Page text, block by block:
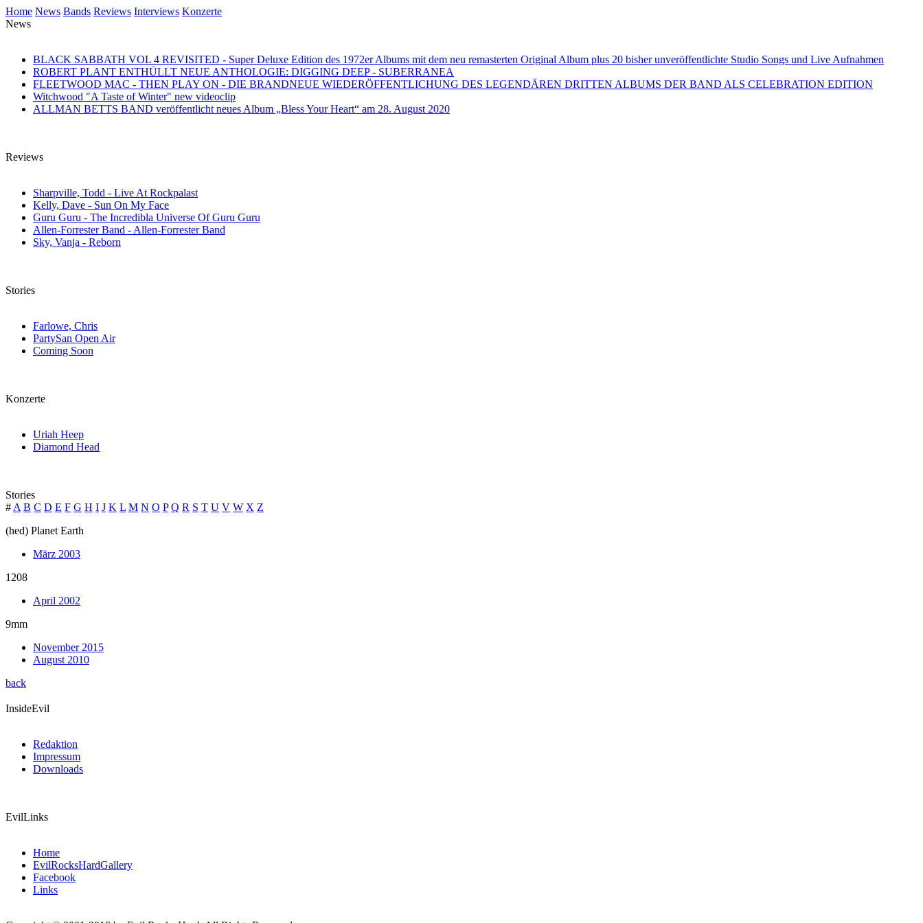
Home News Bands Reviews Interviews Konzerte
News
BLACK SABBATH VOL 4 REVISITED - Super Deluxe Edition des 1972er Albums mit dem neu remasterten Original Album plus 20 bisher unveröffentlichte Studio Songs und Live Aufnahmen
ROBERT PLANT ENTHÜLLT NEUE ANTHOLOGIE: DIGGING DEEP - SUBERRANEA
FLEETWOOD MAC - THEN PLAY ON - DIE BRANDNEUE WIEDERÖFFENTLICHUNG DES LEGENDÄREN DRITTEN ALBUMS DER BAND ALS CELEBRATION EDITION
Witchwood "A Taste of Winter" new videoclip
ALLMAN BETTS BAND veröffentlicht neues Album „Bless Your Heart“ am 28. August 2020
Reviews
Sharpville, Todd - Live At Rockpalast
Kelly, Dave - Sun On My Face
Guru Guru - The Incredibla Universe Of Guru Guru
Allen-Forrester Band - Allen-Forrester Band
Sky, Vanja - Reborn
Stories
Farlowe, Chris
PartySan Open Air
Coming Soon
Konzerte
Uriah Heep
Diamond Head
Stories
# A B C D E F G H I J K L M N O P Q R S T U V W X Z
(hed) Planet Earth
März 2003
1208
April 2002
9mm
November 2015
August 2010
back
InsideEvil
Redaktion
Impressum
Downloads
EvilLinks
Home
EvilRocksHardGallery
Facebook
Links